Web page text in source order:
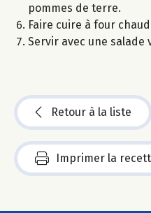
pommes de terre.
Faire cuire à four
Servir avec une salade
Retour à la liste
Imprimer la